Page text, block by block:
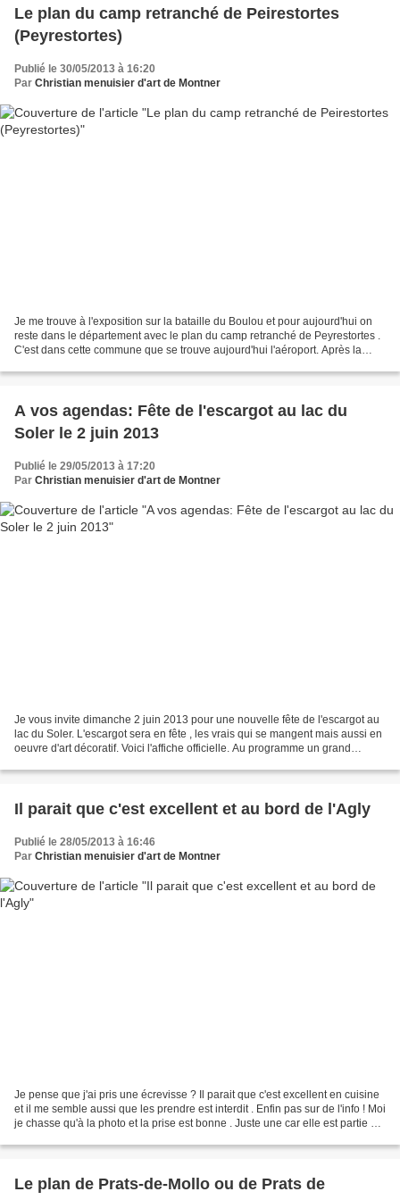
Le plan du camp retranché de Peirestortes
(Peyrestortes)
Publié le 30/05/2013 à 16:20
Par Christian menuisier d'art de Montner
Je me trouve à l'exposition sur la bataille du Boulou et pour aujourd'hui on
reste dans le département avec le plan du camp retranché de Peyrestortes .
C'est dans cette commune que se trouve aujourd'hui l'aéroport. Après la
A vos agendas: Fête de l'escargot au lac du
Soler le 2 juin 2013
Publié le 29/05/2013 à 17:20
Par Christian menuisier d'art de Montner
Je vous invite dimanche 2 juin 2013 pour une nouvelle fête de l'escargot au
lac du Soler. L'escargot sera en fête , les vrais qui se mangent mais aussi en
oeuvre d'art décoratif. Voici l'affiche officielle. Au programme un grand
Il parait que c'est excellent et au bord de l'Agly
Publié le 28/05/2013 à 16:46
Par Christian menuisier d'art de Montner
Je pense que j'ai pris une écrevisse ? Il parait que c'est excellent en cuisine
et il me semble aussi que les prendre est interdit . Enfin pas sur de l'info ! Moi
je chasse qu'à la photo et la prise est bonne . Juste une car elle est partie se
Le plan de Prats-de-Mollo ou de Prats de